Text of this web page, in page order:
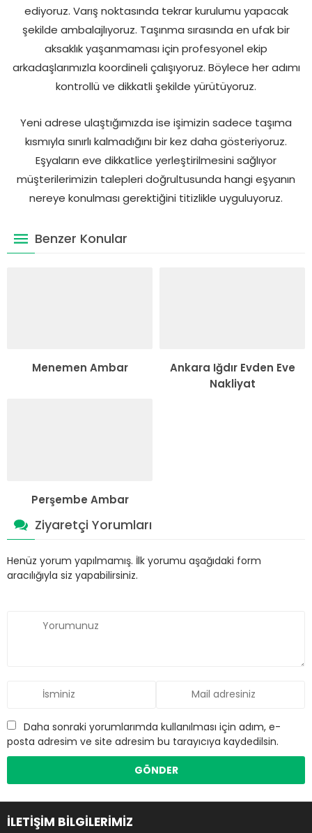
ediyoruz. Varış noktasında tekrar kurulumu yapacak
şekilde ambalajlıyoruz. Taşınma sırasında en ufak bir
aksaklık yaşanmaması için profesyonel ekip
arkadaşlarımızla koordineli çalışıyoruz. Böylece her adımı
kontrollü ve dikkatli şekilde yürütüyoruz.
Yeni adrese ulaştığımızda ise işimizin sadece taşıma
kısmıyla sınırlı kalmadığını bir kez daha gösteriyoruz.
Eşyaların eve dikkatlice yerleştirilmesini sağlıyor
müşterilerimizin talepleri doğrultusunda hangi eşyanın
nereye konulması gerektiğini titizlikle uyguluyoruz.
Benzer Konular
Menemen Ambar
Ankara Iğdır Evden Eve
Nakliyat
Perşembe Ambar
Ziyaretçi Yorumları
Henüz yorum yapılmamış. İlk yorumu aşağıdaki form
aracılığıyla siz yapabilirsiniz.
Daha sonraki yorumlarımda kullanılması için adım, e-
posta adresim ve site adresim bu tarayıcıya kaydedilsin.
İLETİŞİM BİLGİLERİMİZ